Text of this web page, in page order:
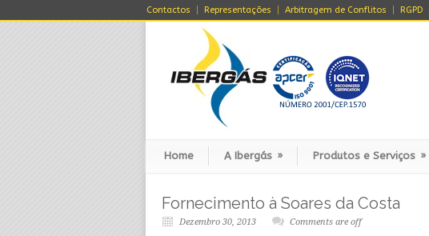
Contactos Representações Arbitragem de Conflitos RGPD
Home A Ibergás » Produtos e Serviços »
Fornecimento à Soares da Costa
Dezembro 30, 2013 Comments are off